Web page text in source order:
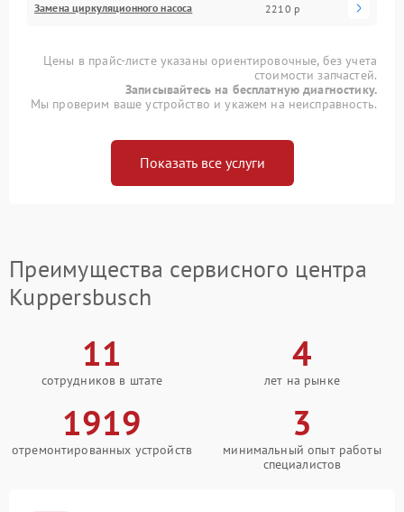
Замена циркуляционного насоса 2210 р
Цены в прайс-листе указаны ориентировочные, без учета
стоимости запчастей.
Записывайтесь на бесплатную диагностику.
Мы проверим ваше устройство и укажем на неисправность.
Показать все услуги
Преимущества сервисного центра
Kuppersbusch
11
сотрудников в штате
4
лет на рынке
1919
отремонтированных устройств
3
минимальный опыт работы
специалистов